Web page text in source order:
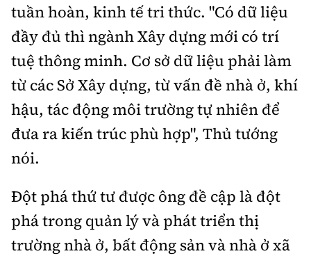
tuần hoàn, kinh tế tri thức. "Có dữ liệu
đầy đủ thì ngành Xây dựng mới có trí
tuệ thông minh. Cơ sở dữ liệu phải làm
từ các Sở Xây dựng, từ vấn đề nhà ở, khí
hậu, tác động môi trường tự nhiên để
đưa ra kiến trúc phù hợp", Thủ tướng
nói.
Đột phá thứ tư được ông đề cập là đột
phá trong quản lý và phát triển thị
trường nhà ở, bất động sản và nhà ở xã